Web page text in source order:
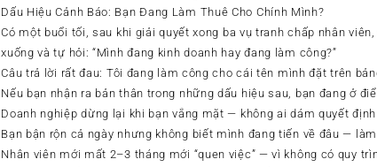
Dấu Hiệu Cảnh Báo: Bạn Đang Làm Thuê Cho Chính Mình?
Có một buổi tối, sau khi giải quyết xong ba vụ tranh chấp nhân
xuống và tự hỏi: “Mình đang kinh doanh hay đang làm công?”
Câu trả lời rất đau: Tôi đang làm công cho cái tên mình đặt trên
Nếu bạn nhận ra bản thân trong những dấu hiệu sau, bạn đang ở
Doanh nghiệp dừng lại khi bạn vắng mặt — không ai dám quyết
Bạn bận rộn cả ngày nhưng không biết mình đang tiến về đâu —
Nhân viên mới mất 2–3 tháng mới “quen việc” — vì không có quy